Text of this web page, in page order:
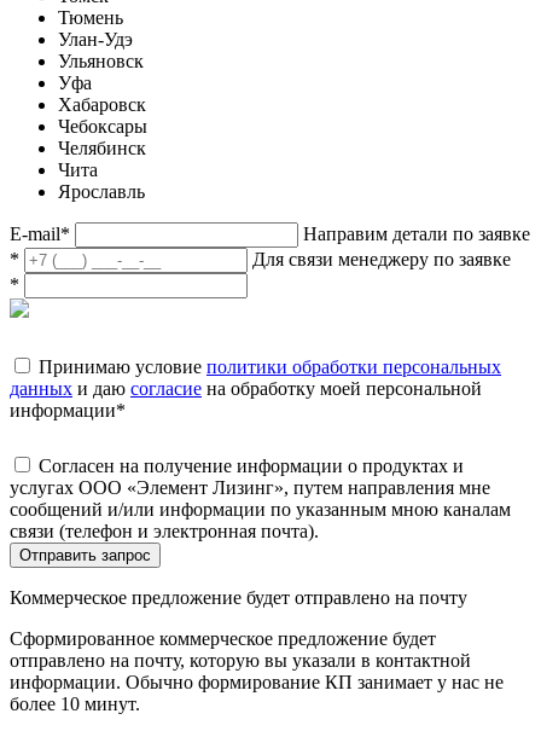
Тюмень
Улан-Удэ
Ульяновск
Уфа
Хабаровск
Чебоксары
Челябинск
Чита
Ярославль
E-mail*
Направим детали по заявке
*
Для связи менеджеру по заявке
*
Принимаю условие политики обработки персональных
данных и даю согласие на обработку моей персональной
информации*
Согласен на получение информации о продуктах и
услугах ООО «Элемент Лизинг», путем направления мне
сообщений и/или информации по указанным мною каналам
связи (телефон и электронная почта).
Отправить запрос
Коммерческое предложение будет отправлено на почту
Сформированное коммерческое предложение будет
отправлено на почту, которую вы указали в контактной
информации. Обычно формирование КП занимает у нас не
более 10 минут.